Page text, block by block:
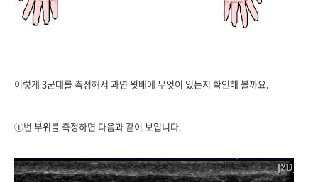
이렇게 3군데를 측정해서 과연 윗배에 무엇이 있는지 확인해 볼까요.
①번 부위를 측정하면 다음과 같이 보입니다.